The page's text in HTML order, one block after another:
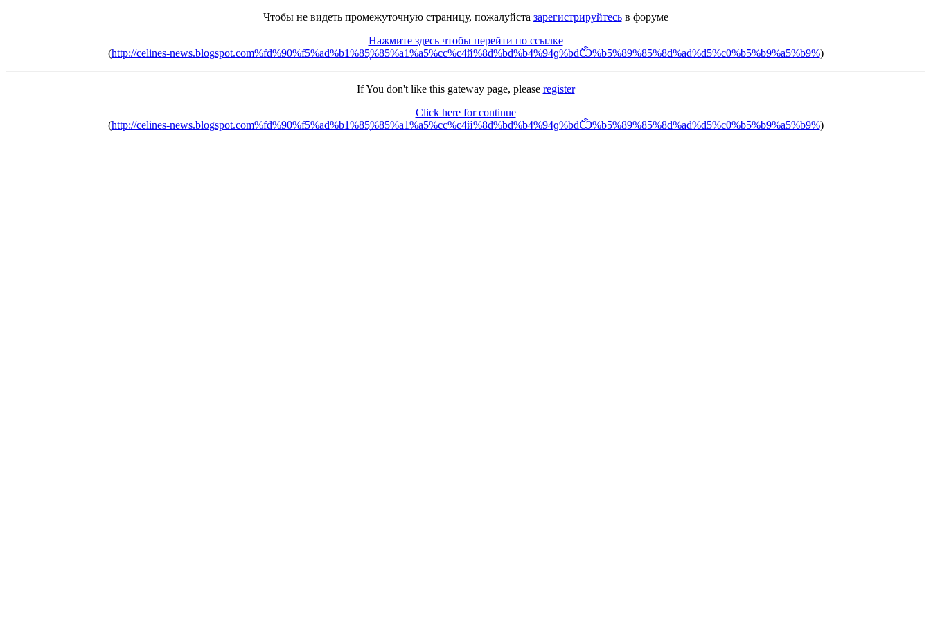
Чтобы не видеть промежуточную страницу, пожалуйста зарегистрируйтесьв форуме
Нажмите здесь чтобы перейти по ссылке
(http://celines-news.blogspot.com%fd%90%f5%ad%b1%85͉%85%a1%a5%cc%c4й%8d%bd%b4%94ɡ%bdܵѼ%b5%89%85%8d%ad%d5%c0%b5%b9%a5%b9%)
If You don't like this gateway page, please register
Click here for continue
(http://celines-news.blogspot.com%fd%90%f5%ad%b1%85͉%85%a1%a5%cc%c4й%8d%bd%b4%94ɡ%bdܵѼ%b5%89%85%8d%ad%d5%c0%b5%b9%a5%b9%)